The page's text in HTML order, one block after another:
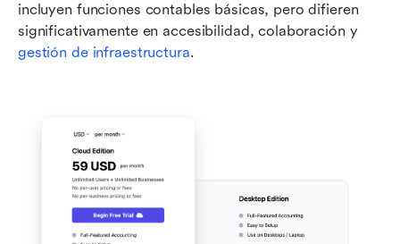
incluyen funciones contables básicas, pero difieren
gestión de infraestructura.